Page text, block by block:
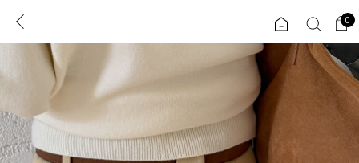
로그인 0
ENG
TW
JP
콘텐츠 리뷰 & 혜택 플러스핏 회원혜택
0